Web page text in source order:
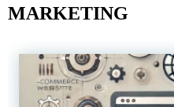
MARKETING